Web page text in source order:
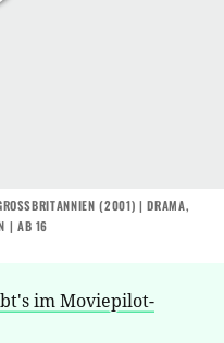
(2001) |DRAMA,
| AB 16
im Moviepilot-